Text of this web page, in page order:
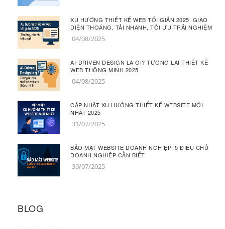
XU HƯỚNG THIẾT KẾ WEB TỐI GIẢN 2025. GIAO
DIỆN THOÁNG, TẢI NHANH, TỐI ƯU TRẢI NGHIỆM
04/08/2025
AI-DRIVEN DESIGN LÀ GÌ? TƯƠNG LAI THIẾT KẾ
WEB THÔNG MINH 2025
04/08/2025
CẬP NHẬT XU HƯỚNG THIẾT KẾ WEBSITE MỚI
NHẤT 2025
31/07/2025
BẢO MẬT WEBSITE DOANH NGHIỆP: 5 ĐIỀU CHỦ
DOANH NGHIỆP CẦN BIẾT
30/07/2025
BLOG